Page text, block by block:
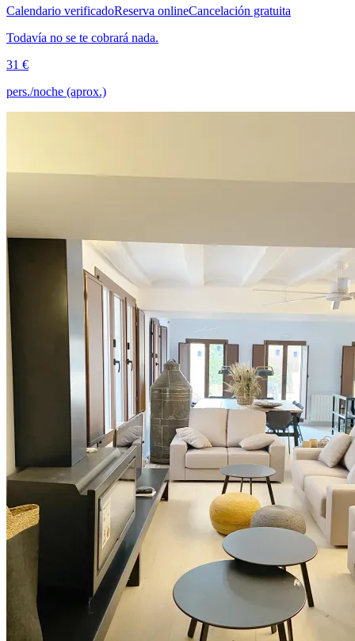
Calendario verificadoReserva onlineCancelación gratuita
Todavía no se te cobrará nada.
31 €
pers./noche (aprox.)